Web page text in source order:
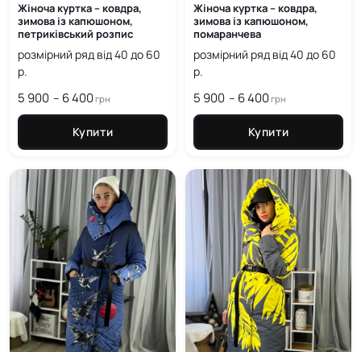
Жіноча куртка – ковдра,
зимова із капюшоном,
петриківський розпис
розмірний ряд від 40 до 60
р.
5 900 – 6 400 грн
range:
5 900
грн
6 400
грн
Купити
Жіноча куртка – ковдра,
зимова із капюшоном,
помаранчева
розмірний ряд від 40 до 60
р.
5 900 – 6 400 грн
range:
5 900
грн
6 400
грн
Купити